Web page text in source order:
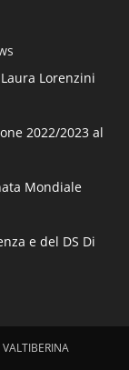
Lorenzini
2022/2023 al
Mondiale
e del DS Di
VALTIBERINA